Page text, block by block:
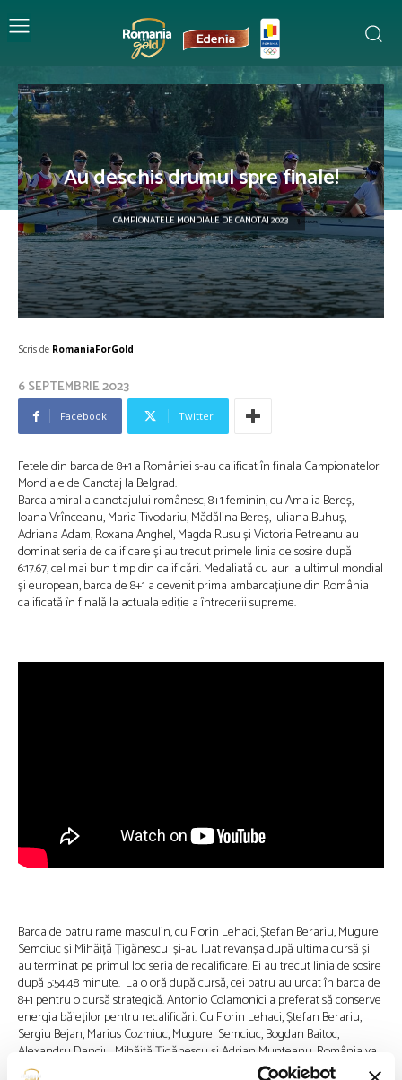
Au deschis drumul spre finale!
CAMPIONATELE MONDIALE DE CANOTAJ 2023
Scris de RomaniaForGold
6 SEPTEMBRIE 2023
Facebook Twitter
Fetele din barca de 8+1 a României s-au calificat în finala Campionatelor
Mondiale de Canotaj la Belgrad.
Barca amiral a canotajului românesc, 8+1 feminin, cu Amalia Bereș,
Ioana Vrînceanu, Maria Tivodariu, Mădălina Bereș, Iuliana Buhuș,
Adriana Adam, Roxana Anghel, Magda Rusu și Victoria Petreanu au
dominat seria de calificare și au trecut primele linia de sosire după
6:17.67, cel mai bun timp din calificări. Medaliată cu aur la ultimul mondial
și european, barca de 8+1 a devenit prima ambarcațiune din România
calificată în finală la actuala ediție a întrecerii supreme.
Barca de patru rame masculin, cu Florin Lehaci, Ștefan Berariu, Mugurel
Semciuc și Mihăiță Țigănescu și-au luat revanșa după ultima cursă și
au terminat pe primul loc seria de recalificare. Ei au trecut linia de sosire
după 5:54.48 minute. La o oră după cursă, cei patru au urcat în barca de
8+1 pentru o cursă strategică. Antonio Colamonici a preferat să conserve
energia băieților pentru recalificări. Cu Florin Lehaci, Ștefan Berariu,
Sergiu Bejan, Marius Cozmiuc, Mugurel Semciuc, Bogdan Baitoc,
Alexandru Danciu, Mihăiță Țigănescu și Adrian Munteanu, România va
lupta vineri pentru calificarea în finală.